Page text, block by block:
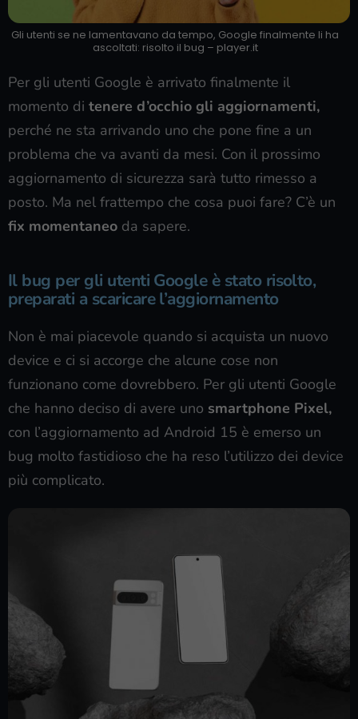
Gli utenti se ne lamentavano da tempo, Google finalmente li ha
ascoltati: risolto il bug – player.it
Per gli utenti Google è arrivato finalmente il
momento di tenere d’occhio gli aggiornamenti,
perché ne sta arrivando uno che pone fine a un
problema che va avanti da mesi. Con il prossimo
aggiornamento di sicurezza sarà tutto rimesso a
posto. Ma nel frattempo che cosa puoi fare? C’è un
fix momentaneo da sapere.
Il bug per gli utenti Google è stato risolto,
preparati a scaricare l’aggiornamento
Non è mai piacevole quando si acquista un nuovo
device e ci si accorge che alcune cose non
funzionano come dovrebbero. Per gli utenti Google
che hanno deciso di avere uno smartphone Pixel,
con l’aggiornamento ad Android 15 è emerso un
bug molto fastidioso che ha reso l’utilizzo dei device
più complicato.